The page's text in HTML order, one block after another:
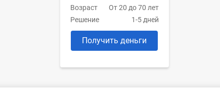
Возраст
От 20 до 70 лет
Решение
1-5 дней
Получить деньги